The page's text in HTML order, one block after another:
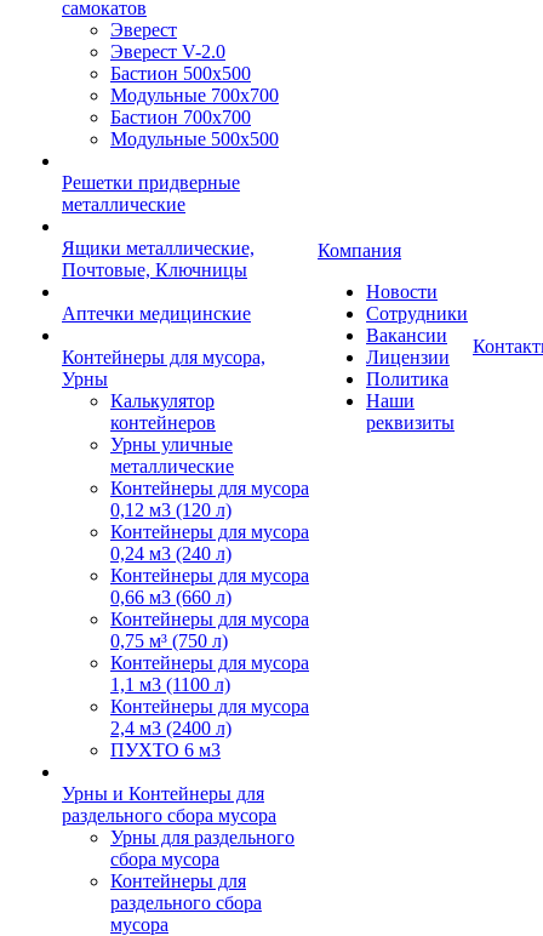
самокатов
Эверест
Эверест V-2.0
Бастион 500х500
Модульные 700х700
Бастион 700х700
Модульные 500х500
Решетки придверные
металлические
Ящики металлические,
Почтовые, Ключницы
Аптечки медицинские
Контейнеры для мусора,
Урны
Калькулятор
контейнеров
Урны уличные
металлические
Контейнеры для мусора
0,12 м3 (120 л)
Контейнеры для мусора
0,24 м3 (240 л)
Контейнеры для мусора
0,66 м3 (660 л)
Контейнеры для мусора
0,75 м³ (750 л)
Контейнеры для мусора
1,1 м3 (1100 л)
Контейнеры для мусора
2,4 м3 (2400 л)
ПУХТО 6 м3
Урны и Контейнеры для
раздельного сбора мусора
Урны для раздельного
сбора мусора
Контейнеры для
раздельного сбора
мусора
Компания
Новости
Сотрудники
Вакансии
Лицензии
Политика
Наши
реквизиты